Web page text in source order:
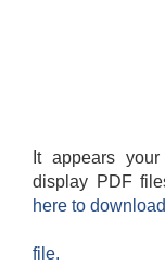
It appears
display PDF
here to
file.